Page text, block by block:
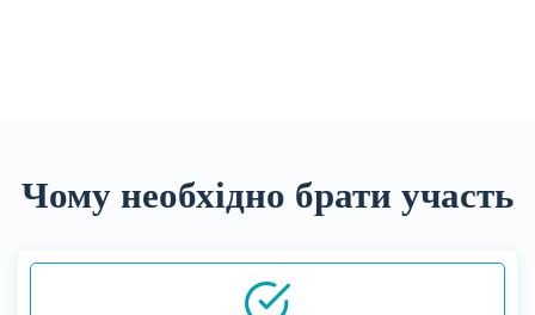
Чому необхідно брати участь